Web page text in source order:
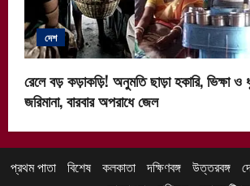
দেশ
রেলে বড় কড়াকড়ি! অনুমতি ছাড়া হকারি, ভিক্ষা ও
জরিমানা, বারবার অপরাধে জেল
প্রথম পাতা বিশেষ কলকাতা দক্ষিণবঙ্গ উত্তরবঙ্গ